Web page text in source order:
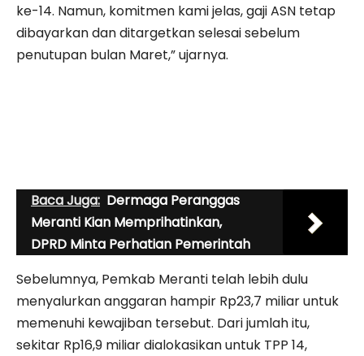
ke-14. Namun, komitmen kami jelas, gaji ASN tetap
dibayarkan dan ditargetkan selesai sebelum
penutupan bulan Maret,” ujarnya.
Baca Juga: Dermaga Peranggas
Meranti Kian Memprihatinkan,
DPRD Minta Perhatian Pemerintah
Sebelumnya, Pemkab Meranti telah lebih dulu
menyalurkan anggaran hampir Rp23,7 miliar untuk
memenuhi kewajiban tersebut. Dari jumlah itu,
sekitar Rp16,9 miliar dialokasikan untuk TPP 14,